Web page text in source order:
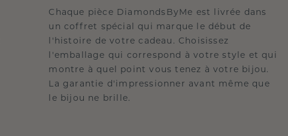
Chaque pièce DiamondsByMe est livrée dans
un coffret spécial qui marque le début de
l'histoire de votre cadeau. Choisissez
l'emballage qui correspond à votre style et qui
montre à quel point vous tenez à votre bijou.
La garantie d'impressionner avant même que
le bijou ne brille.